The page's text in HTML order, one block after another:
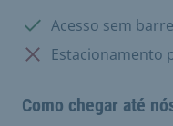
Disponível:
Acesso sem
Não disponível:
Estacionamento
Como chegar até